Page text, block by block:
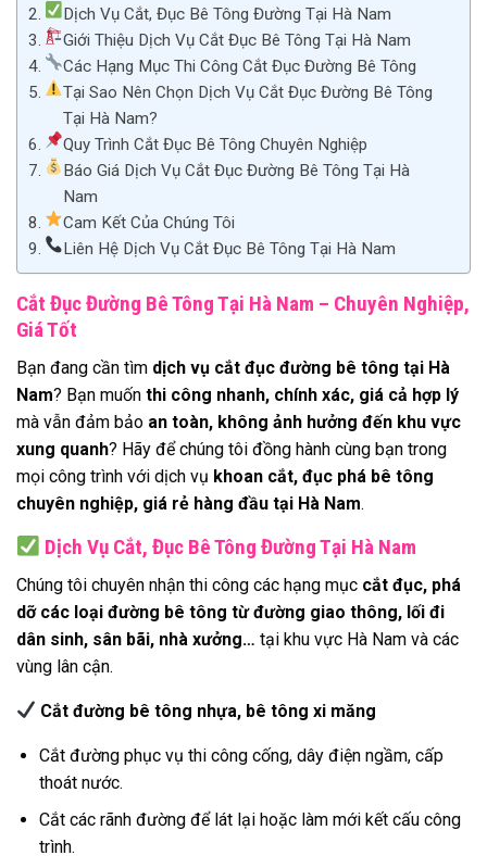
Dịch Vụ Cắt, Đục Bê Tông Đường Tại Hà Nam
Giới Thiệu Dịch Vụ Cắt Đục Bê Tông Tại Hà Nam
Các Hạng Mục Thi Công Cắt Đục Đường Bê Tông
Tại Sao Nên Chọn Dịch Vụ Cắt Đục Đường Bê Tông
Tại Hà Nam?
Quy Trình Cắt Đục Bê Tông Chuyên Nghiệp
Báo Giá Dịch Vụ Cắt Đục Đường Bê Tông Tại Hà
Nam
Cam Kết Của Chúng Tôi
Liên Hệ Dịch Vụ Cắt Đục Bê Tông Tại Hà Nam
Cắt Đục Đường Bê Tông Tại Hà Nam – Chuyên Nghiệp,
Giá Tốt
Bạn đang cần tìm dịch vụ cắt đục đường bê tông tại Hà
Nam? Bạn muốn thi công nhanh, chính xác, giá cả hợp lý
mà vẫn đảm bảo an toàn, không ảnh hưởng đến khu vực
xung quanh? Hãy để chúng tôi đồng hành cùng bạn trong
mọi công trình với dịch vụ khoan cắt, đục phá bê tông
chuyên nghiệp, giá rẻ hàng đầu tại Hà Nam.
Dịch Vụ Cắt, Đục Bê Tông Đường Tại Hà Nam
Chúng tôi chuyên nhận thi công các hạng mục cắt đục, phá
dỡ các loại đường bê tông từ đường giao thông, lối đi
dân sinh, sân bãi, nhà xưởng… tại khu vực Hà Nam và các
vùng lân cận.
Cắt đường bê tông nhựa, bê tông xi măng
Cắt đường phục vụ thi công cống, dây điện ngầm, cấp
thoát nước.
Cắt các rãnh đường để lát lại hoặc làm mới kết cấu công
trình.